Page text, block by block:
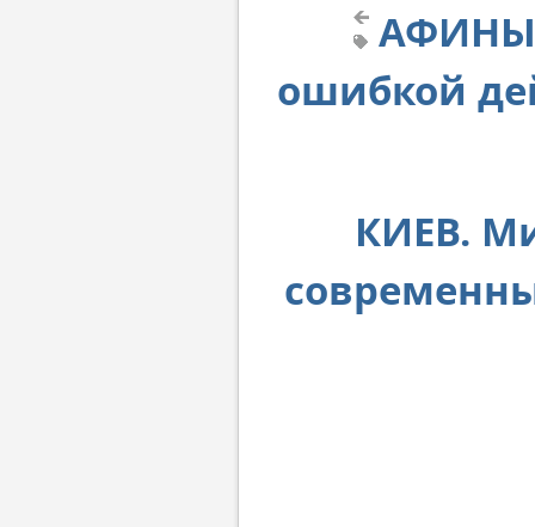
АФИНЫ.
ошибкой
КИЕВ.